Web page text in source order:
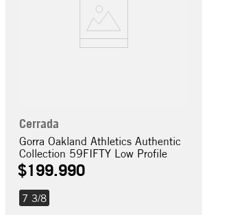
Cerrada
Gorra Oakland Athletics Authentic
Collection 59FIFTY Low Profile
$199.990
7 3/8